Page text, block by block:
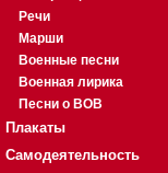
Речи
Марши
Военные песни
Военная лирика
Песни о ВОВ
Плакаты
Самодеятельность